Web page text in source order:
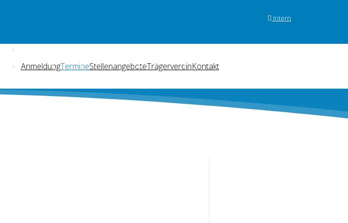
Intern
AnmeldungTermineStellenangeboteTrägervereinKontakt